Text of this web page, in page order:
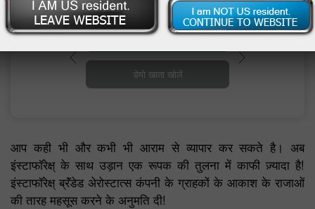
ट्रेडिंग खाता खोलें
डेमो खाता खोलें
आप कही भी और कभी भी आराम से व्यापार कर सकते है। अब
इंस्टाफॉरेक्ष् के साथ उड़ान एक रूपक की तुलना में काफी ज़्यादा है!
इंस्टाफॉरेक्ष् ब्रॅंडेड अेरोस्टात्स कंपनी के ग्राहकों के आकाश के राजाओं
की तारह महसूस करने के अनुमति दी!